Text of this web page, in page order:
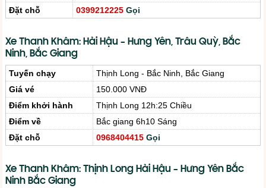
Đặt chỗ
0399212225 Gọi
Xe Thanh Khâm: Hải Hậu – Hưng Yên, Trâu Quỳ, Bắc
Ninh, Bắc Giang
Tuyến chạy
Thịnh Long - Bắc Ninh, Bắc Giang
Giá vé
150.000 VNĐ
Điểm khởi hành
Thịnh Long 12h:25 Chiều
Điểm về
Bắc giang 6h10 Sáng
Đặt chỗ
0968404415 Gọi
Xe Thanh Khâm: Thịnh Long Hải Hậu – Hưng Yên Bắc
Ninh Bắc Giang